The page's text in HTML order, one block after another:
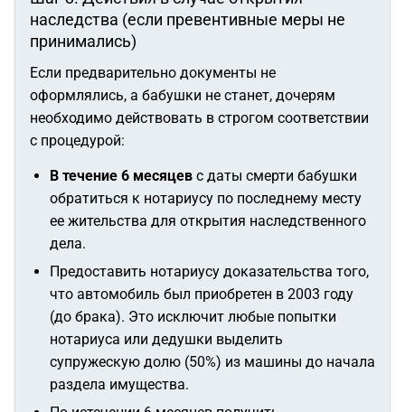
наследства (если превентивные меры не
принимались)
Если предварительно документы не
оформлялись, а бабушки не станет, дочерям
необходимо действовать в строгом соответствии
с процедурой:
В течение 6 месяцев с даты смерти бабушки
обратиться к нотариусу по последнему месту
ее жительства для открытия наследственного
дела.
Предоставить нотариусу доказательства того,
что автомобиль был приобретен в 2003 году
(до брака). Это исключит любые попытки
нотариуса или дедушки выделить
супружескую долю (50%) из машины до начала
раздела имущества.